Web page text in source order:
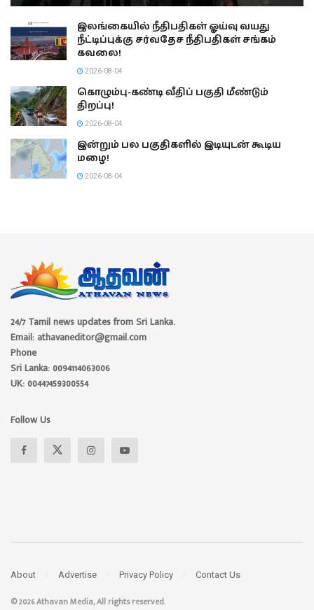
இலங்கையில் நீதிபதிகள் ஓய்வு வயது
நீட்டிப்புக்கு சர்வதேச நீதிபதிகள் சங்கம்
கவலை!
2026-08-04
கொழும்பு-கண்டி வீதிப் பகுதி மீண்டும்
திறப்பு!
2026-08-04
இன்றும் பல பகுதிகளில் இடியுடன் கூடிய
மழை!
2026-08-04
24/7 Tamil news updates from Sri Lanka.
Email: athavaneditor@gmail.com
Phone
Sri Lanka: 0094114063006
UK: 00447459300554
Follow Us
About Advertise Privacy Policy Contact Us
© 2026 Athavan Media, All rights reserved.